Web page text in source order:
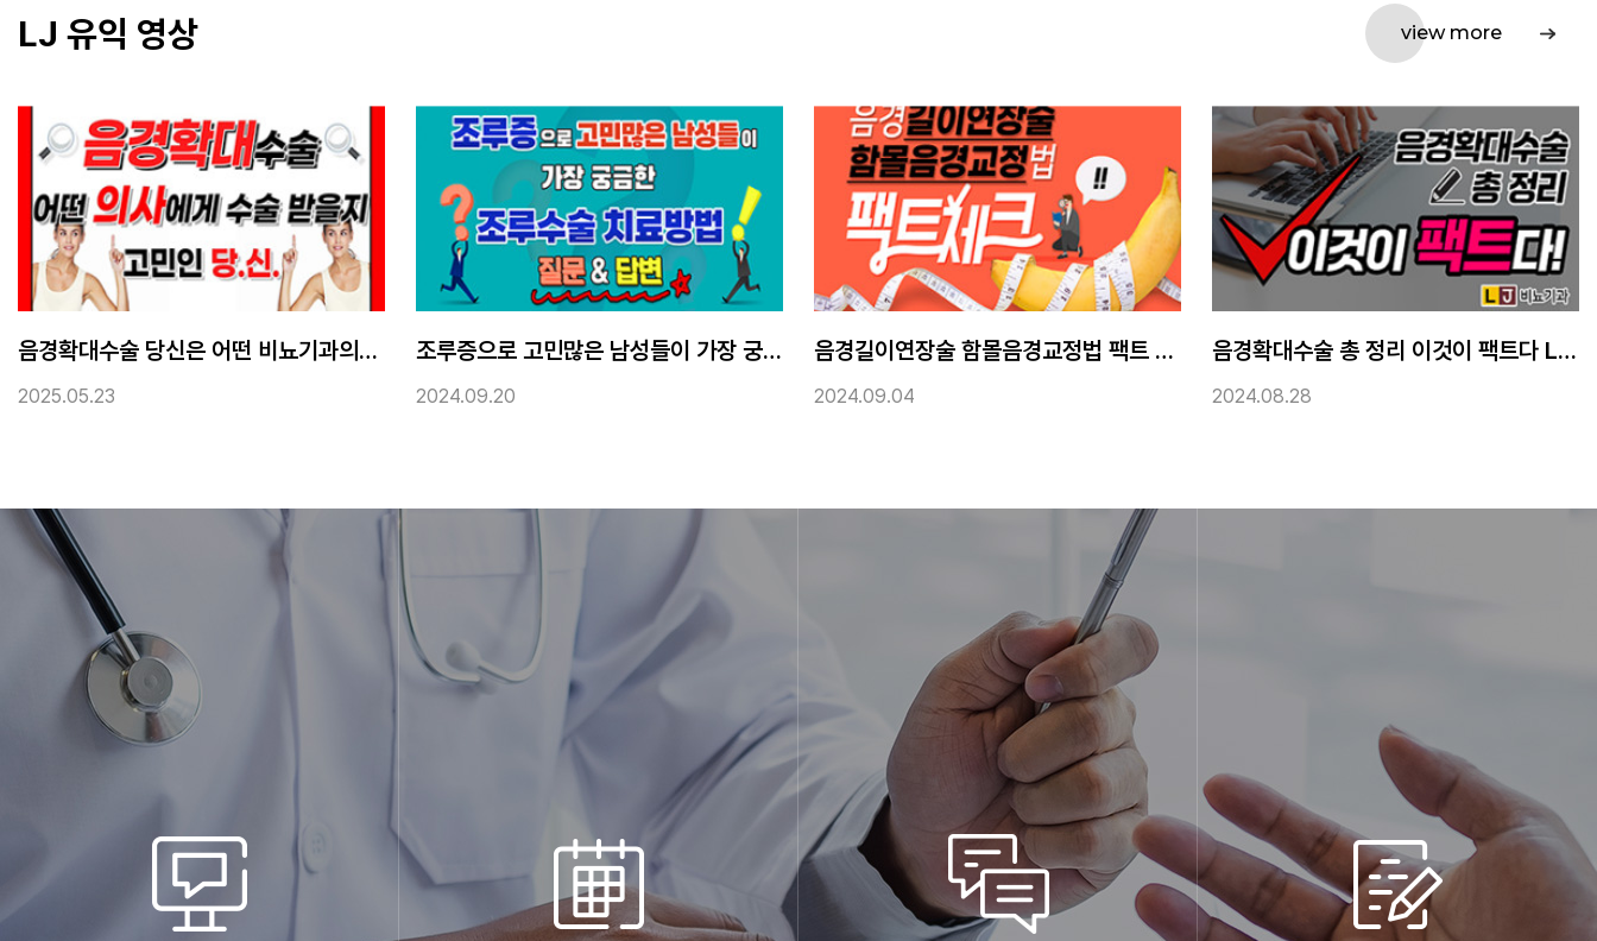
LJ 유익 영상 view more
음경확대수술 당신은 어떤 비뇨기과의사에게 수술받겠습니까? 조루증으로 고민많은 남성들이 가장 궁금한 조루수술 치료방법 질문과 답변 LJ비뇨기과 음경길이연장술 함몰음경교정법 팩트 체크 음경확대수술 총 정리 이것이 팩트다 LJ비뇨기과 조루수술 사정시간 두배로